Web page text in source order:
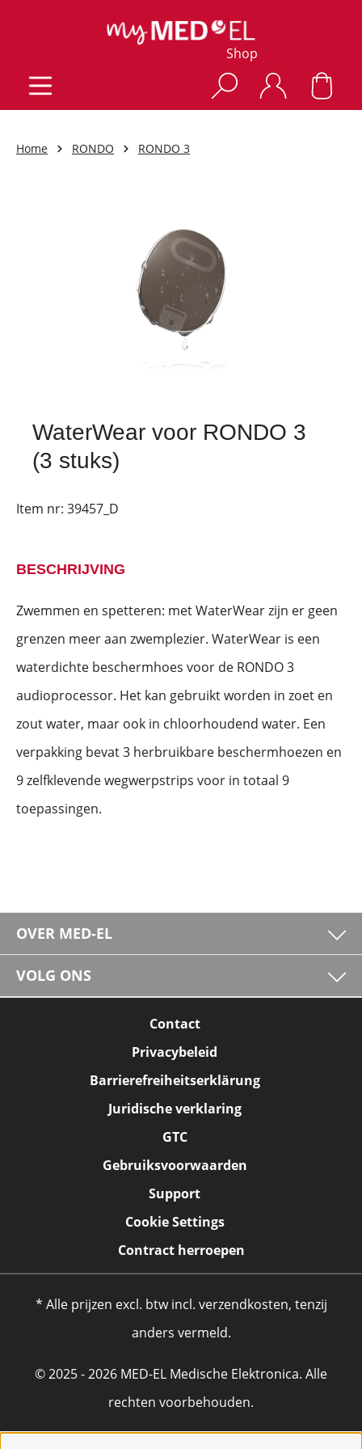
Shop
Home RONDO RONDO 3
WaterWear voor RONDO 3
(3 stuks)
Item nr: 39457_D
BESCHRIJVING
Zwemmen en spetteren: met WaterWear zijn er geen
grenzen meer aan zwemplezier. WaterWear is een
waterdichte beschermhoes voor de RONDO 3
audioprocessor. Het kan gebruikt worden in zoet en
zout water, maar ook in chloorhoudend water. Een
verpakking bevat 3 herbruikbare beschermhoezen en
9 zelfklevende wegwerpstrips voor in totaal 9
toepassingen.
OVER MED-EL
VOLG ONS
Contact
Privacybeleid
Barrierefreiheitserklärung
Juridische verklaring
GTC
Gebruiksvoorwaarden
Support
Cookie Settings
Contract herroepen
* Alle prijzen excl. btw incl. verzendkosten, tenzij
anders vermeld.
© 2025 - 2026 MED-EL Medische Elektronica. Alle
rechten voorbehouden.